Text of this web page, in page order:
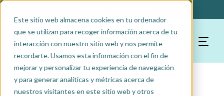
Este sitio web almacena cookies en tu ordenador
que se utilizan para recoger información acerca de tu
interacción con nuestro sitio web y nos permite
recordarte. Usamos esta información con el fin de
mejorar y personalizar tu experiencia de navegación
y para generar analíticas y métricas acerca de
nuestros visitantes en este sitio web y otros
Mundo Cooperativo